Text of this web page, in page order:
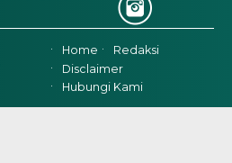
Home
Redaksi
Disclaimer
Hubungi Kami